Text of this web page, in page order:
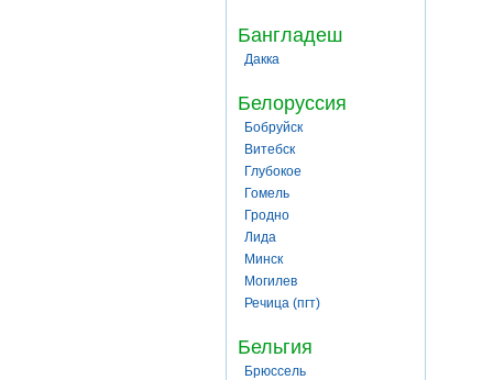
Бангладеш
Дакка
Белоруссия
Бобруйск
Витебск
Глубокое
Гомель
Гродно
Лида
Минск
Могилев
Речица (пгт)
Бельгия
Брюссель